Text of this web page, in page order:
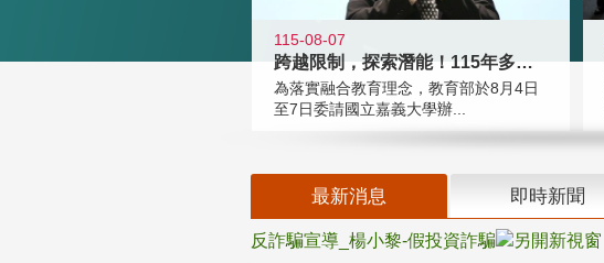
115-08-07
跨越限制，探索潛能！115年多元潛
為落實融合教育理念，教育部於8月4日
至7日委請國立嘉義大學辦...
最新消息 即時新聞
反詐騙宣導_楊小黎-假投資詐騙